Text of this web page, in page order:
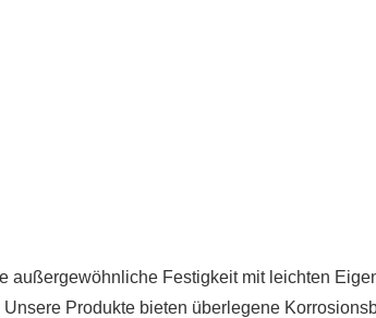
außergewöhnliche Festigkeit mit leichten
Produkte bieten überlegene